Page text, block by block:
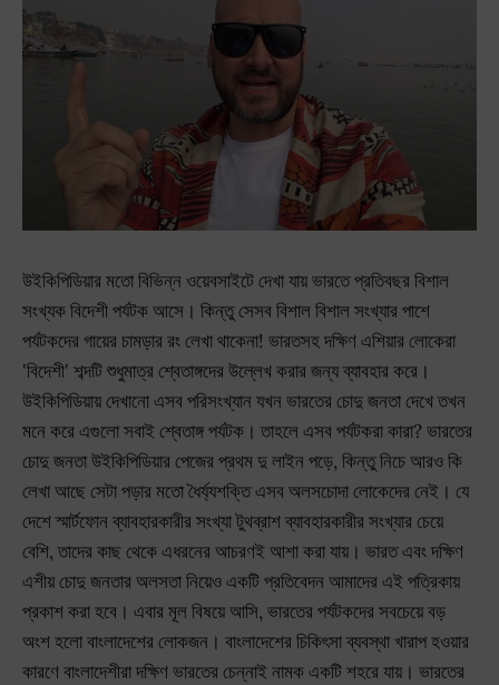
উইকিপিডিয়ার মতো বিভিন্ন ওয়েবসাইটে দেখা যায় ভারতে প্রতিবছর বিশাল
সংখ্যক বিদেশী পর্যটক আসে। কিন্তু সেসব বিশাল বিশাল সংখ্যার পাশে
পর্যটকদের গায়ের চামড়ার রং লেখা থাকেনা! ভারতসহ দক্ষিণ এশিয়ার লোকেরা
'বিদেশী' শব্দটি শুধুমাত্র শ্বেতাঙ্গদের উল্লেখ করার জন্য ব্যাবহার করে।
উইকিপিডিয়ায় দেখানো এসব পরিসংখ্যান যখন ভারতের চোদু জনতা দেখে তখন
মনে করে এগুলো সবাই শ্বেতাঙ্গ পর্যটক। তাহলে এসব পর্যটকরা কারা? ভারতের
চোদু জনতা উইকিপিডিয়ার পেজের প্রথম দু লাইন পড়ে, কিন্তু নিচে আরও কি
লেখা আছে সেটা পড়ার মতো ধৈর্য্যশক্তি এসব অলসচোদা লোকেদের নেই। যে
দেশে স্মার্টফোন ব্যাবহারকারীর সংখ্যা টুথব্রাশ ব্যাবহারকারীর সংখ্যার চেয়ে
বেশি, তাদের কাছ থেকে এধরনের আচরণই আশা করা যায়। ভারত এবং দক্ষিণ
এশীয় চোদু জনতার অলসতা নিয়েও একটি প্রতিবেদন আমাদের এই পত্রিকায়
প্রকাশ করা হবে। এবার মূল বিষয়ে আসি, ভারতের পর্যটকদের সবচেয়ে বড়
অংশ হলো বাংলাদেশের লোকজন। বাংলাদেশের চিকিৎসা ব্যবস্থা খারাপ হওয়ার
কারণে বাংলাদেশীরা দক্ষিণ ভারতের চেন্নাই নামক একটি শহরে যায়। ভারতের